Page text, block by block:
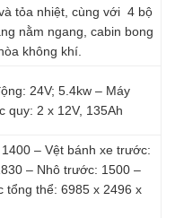
tỏa nhiệt, cùng với 4 bộ
nằm ngang, cabin bong
không khí.
24V; 5.4kw – Máy
quy: 2 x 12V, 135Ah
– Vệt bánh xe trước:
– Nhô trước: 1500 –
tổng thể: 6985 x 2496 x